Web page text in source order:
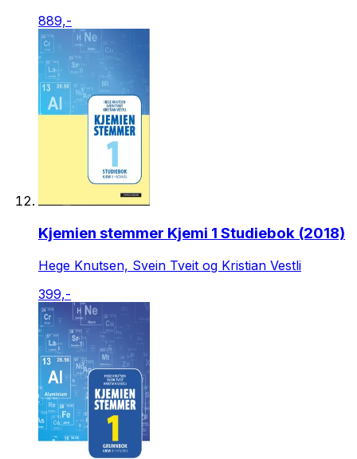
889,-
Kjemien stemmer Kjemi 1 Studiebok (2018)
Hege Knutsen, Svein Tveit og Kristian Vestli
399,-